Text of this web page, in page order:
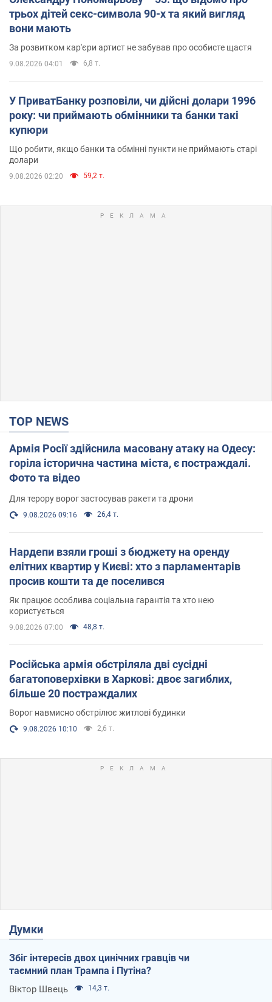
трьох дітей секс-символа 90-х та який вигляд
вони мають
За розвитком кар'єри артист не забував про особисте щастя
9.08.2026 04:01 6,8 т.
У ПриватБанку розповіли, чи дійсні долари 1996
року: чи приймають обмінники та банки такі
купюри
Що робити, якщо банки та обмінні пункти не приймають старі
долари
9.08.2026 02:20 59,2 т.
TOP NEWS
Армія Росії здійснила масовану атаку на Одесу:
горіла історична частина міста, є постраждалі.
Фото та відео
Для терору ворог застосував ракети та дрони
9.08.2026 09:16 26,4 т.
Нардепи взяли гроші з бюджету на оренду
елітних квартир у Києві: хто з парламентарів
просив кошти та де поселився
Як працює особлива соціальна гарантія та хто нею
користується
9.08.2026 07:00 48,8 т.
Російська армія обстріляла дві сусідні
багатоповерхівки в Харкові: двоє загиблих,
більше 20 постраждалих
Ворог навмисно обстрілює житлові будинки
9.08.2026 10:10 2,6 т.
Думки
Збіг інтересів двох цинічних гравців чи
таємний план Трампа і Путіна?
Віктор Швець 14,3 т.